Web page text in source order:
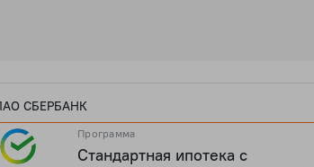
СБЕРБАНК
Программа
Стандартная ипотека с